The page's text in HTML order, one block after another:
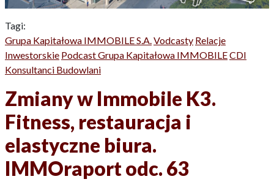
Tagi:
Grupa Kapitałowa IMMOBILE S.A.Vodcasty Relacje
Inwestorskie Podcast Grupa Kapitałowa IMMOBILECDI
Konsultanci Budowlani
Zmiany w Immobile K3.
Fitness, restauracja i
elastyczne biura.
IMMOraport odc. 63